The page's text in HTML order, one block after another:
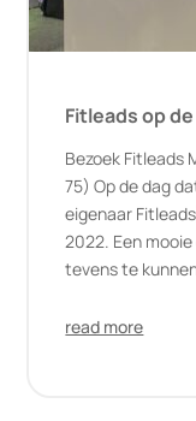
Fitleads op
Bezoek Fitleads
75) Op de dag
eigenaar
2022. Een
tevens te
read more